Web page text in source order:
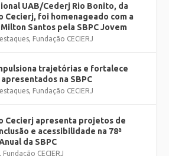
UAB/Cederj Rio Bonito, da
Cecierj, foi homenageado com a
Santos pela SBPC Jovem
, Fundação CECIERJ
trajetórias e fortalece
na SBPC
, Fundação CECIERJ
Cecierj apresenta projetos de
e acessibilidade na 78ª
da SBPC
, Fundação CECIERJ